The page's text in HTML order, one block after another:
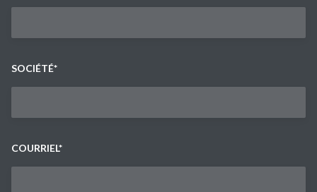
SOCIÉTÉ*
COURRIEL*